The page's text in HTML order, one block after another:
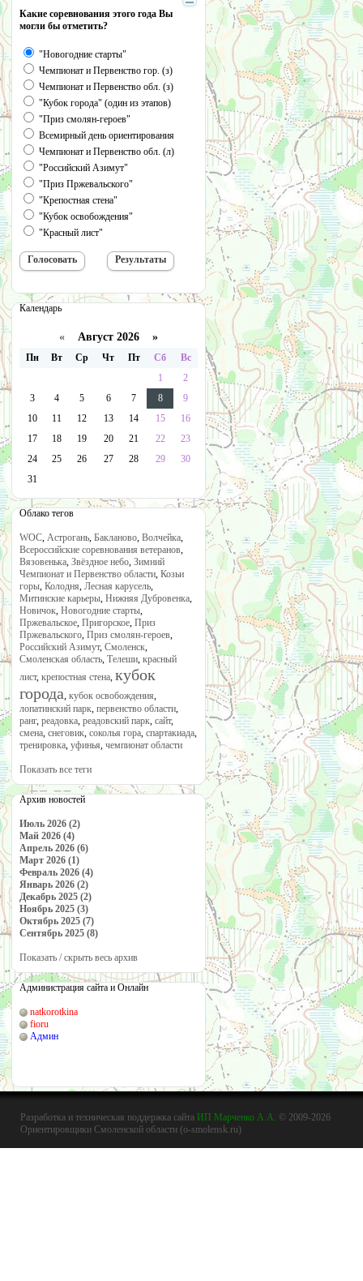
Какие соревнования этого года Вы
могли бы отметить?
"Новогодние старты"
Чемпионат и Первенство гор. (з)
Чемпионат и Первенство обл. (з)
"Кубок города" (один из этапов)
"Приз смолян-героев"
Всемирный день ориентирования
Чемпионат и Первенство обл. (л)
"Российский Азимут"
"Приз Пржевальского"
"Крепостная стена"
"Кубок освобождения"
"Красный лист"
Календарь
« Август 2026 »
Пн Вт Ср Чт Пт Сб
Вс
1
2
3
4 5 6 7 8
9
10
11 12 13 14 15
16
17
18 19 20 21 22
23
24
25 26 27 28 29
30
31
Облако тегов
WOC, Астрогань, Бакланово, Волчейка,
Всероссийские соревнования ветеранов,
Вязовенька, Звёздное небо, Зимний
Чемпионат и Первенство области, Козьи
горы, Колодня, Лесная карусель,
Митинские карьеры, Нижняя Дубровенка,
Новичок, Новогодние старты,
Пржевальское, Пригорское, Приз
Пржевальского, Приз смолян-героев,
Российский Азимут, Смоленск,
Смоленская область, Телеши, красный
лист, крепостная стена, кубок
города, кубок освобождения,
лопатинский парк, первенство области,
ранг, реадовка, реадовский парк, сайт,
смена, снеговик, соколья гора, спартакиада,
тренировка, уфинья, чемпионат области
Показать все теги
Архив новостей
Июль 2026 (2)
Май 2026 (4)
Апрель 2026 (6)
Март 2026 (1)
Февраль 2026 (4)
Январь 2026 (2)
Декабрь 2025 (2)
Ноябрь 2025 (3)
Октябрь 2025 (7)
Сентябрь 2025 (8)
Показать / скрыть весь архив
Администрация сайта и Онлайн
natkorotkina
fioru
Админ
Разработка и техническая поддержка сайта ИП Марченко А.А. © 2009-2026
Ориентировщики Смоленской области (o-smolensk.ru)